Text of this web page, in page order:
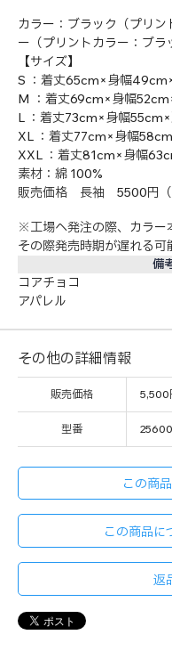
カラー：ブラック（プリ
ー（プリントカラー：ブラ
【サイズ】
S ：着丈65cm×身幅
M ：着丈69cm×身幅
L ：着丈73cm×身幅
XL ：着丈77cm×身幅
XXL ：着丈81cm×身幅
素材：綿 100%
販売価格 長袖 5500円（
※工場へ発注の際、カラー
その際発売時期が遅れる可
備
コアチョコ
アパレル
その他の詳細情報
販売価格 5,500
型番
この商
この商品に
返